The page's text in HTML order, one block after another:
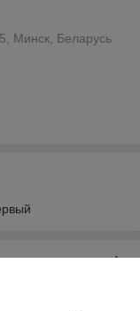
Минск, Беларусь